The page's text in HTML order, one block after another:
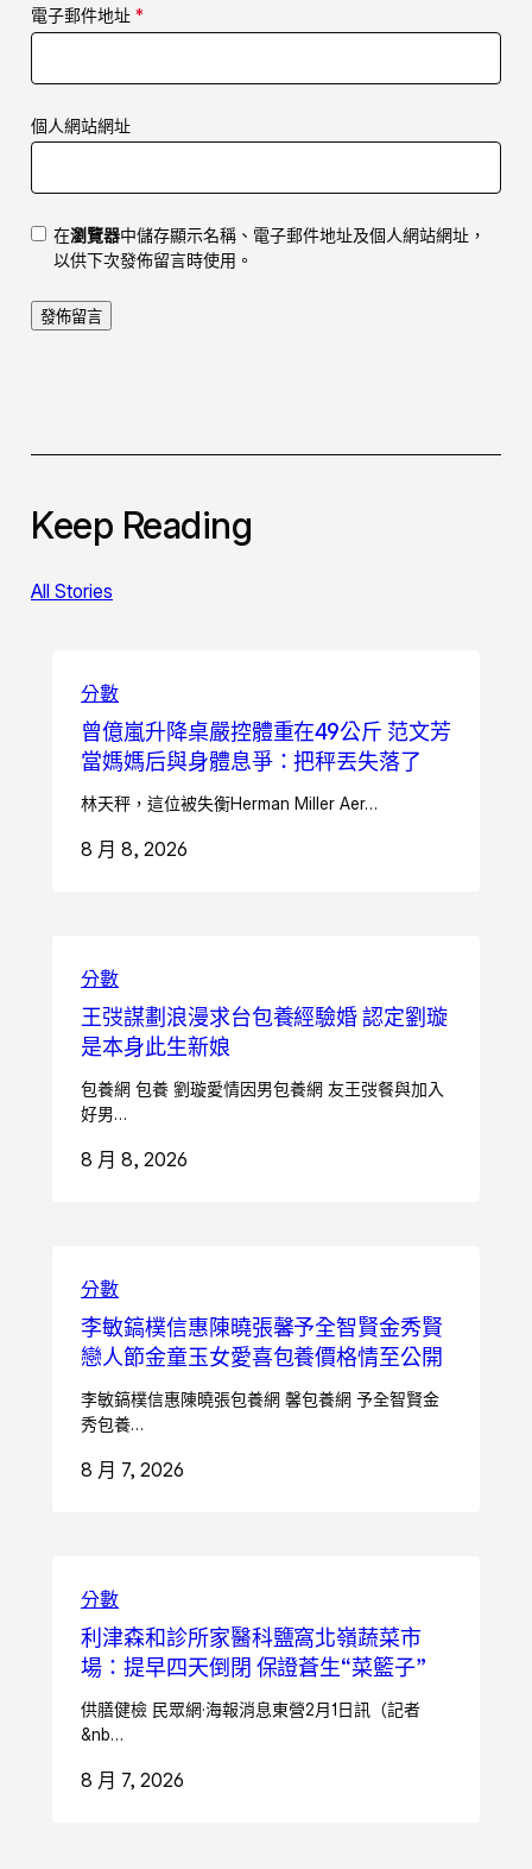
電子郵件地址 *
個人網站網址
在瀏覽器中儲存顯示名稱、電子郵件地址及個人網站網址，
以供下次發佈留言時使用。
Keep Reading
All Stories
分數
曾億嵐升降桌嚴控體重在49公斤 范文芳
當媽媽后與身體息爭：把秤丟失落了
林天秤，這位被失衡Herman Miller Aer…
8 月 8, 2026
分數
王弢謀劃浪漫求台包養經驗婚 認定劉璇
是本身此生新娘
包養網 包養 劉璇愛情因男包養網 友王弢餐與加入
好男…
8 月 8, 2026
分數
李敏鎬樸信惠陳曉張馨予全智賢金秀賢
戀人節金童玉女愛喜包養價格情至公開
李敏鎬樸信惠陳曉張包養網 馨包養網 予全智賢金
秀包養…
8 月 7, 2026
分數
利津森和診所家醫科鹽窩北嶺蔬菜市
場：提早四天倒閉 保證蒼生“菜籃子”
供膳健檢 民眾網·海報消息東營2月1日訊（記者
&nb…
8 月 7, 2026